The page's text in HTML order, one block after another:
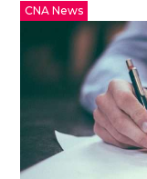
CNA News